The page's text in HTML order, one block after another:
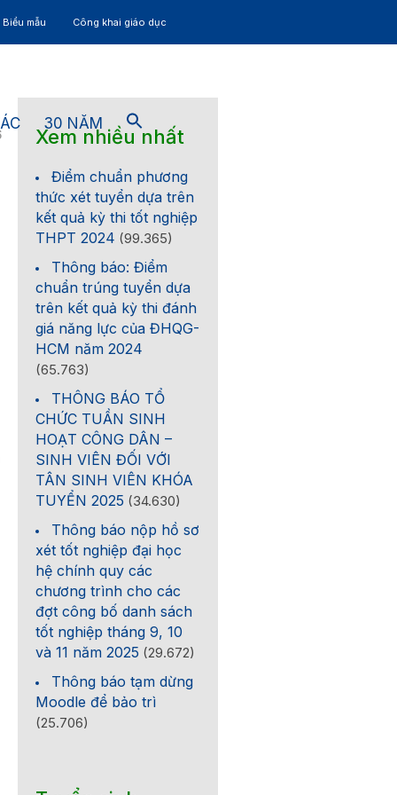
mẫu Công khai giáo dục
30 NĂM
Xem nhiều nhất
Điểm chuẩn phương
thức xét tuyển dựa trên
kết quả kỳ thi tốt nghiệp
THPT 2024 (99.365)
Thông báo: Điểm
chuẩn trúng tuyển dựa
trên kết quả kỳ thi đánh
giá năng lực của ĐHQG-
HCM năm 2024
(65.763)
THÔNG BÁO TỔ
CHỨC TUẦN SINH
HOẠT CÔNG DÂN –
SINH VIÊN ĐỐI VỚI
TÂN SINH VIÊN KHÓA
TUYỂN 2025 (34.630)
Thông báo nộp hồ sơ
xét tốt nghiệp đại học
hệ chính quy các
chương trình cho các
đợt công bố danh sách
tốt nghiệp tháng 9, 10
và 11 năm 2025 (29.672)
Thông báo tạm dừng
Moodle để bảo trì
(25.706)